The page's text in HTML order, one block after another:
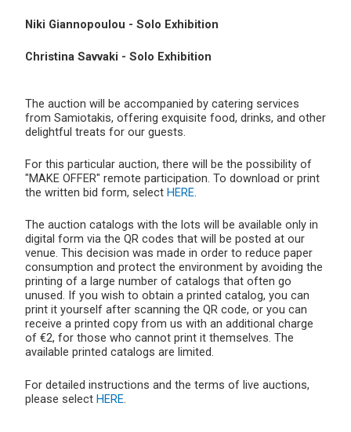
Niki Giannopoulou - Solo Exhibition
Christina Savvaki - Solo Exhibition
The auction will be accompanied by catering services
from Samiotakis, offering exquisite food, drinks, and other
delightful treats for our guests.
For this particular auction, there will be the possibility of
"MAKE OFFER" remote participation. To download or print
the written bid form, select HERE.
The auction catalogs with the lots will be available only in
digital form via the QR codes that will be posted at our
venue. This decision was made in order to reduce paper
consumption and protect the environment by avoiding the
printing of a large number of catalogs that often go
unused. If you wish to obtain a printed catalog, you can
print it yourself after scanning the QR code, or you can
receive a printed copy from us with an additional charge
of €2, for those who cannot print it themselves. The
available printed catalogs are limited.
For detailed instructions and the terms of live auctions,
please select HERE.